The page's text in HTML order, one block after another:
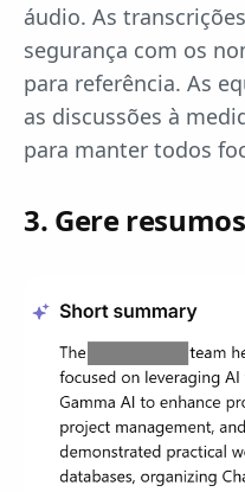
áudio. As
segurança com os
para referência. As
as discussões à
para manter todos
3. Gere